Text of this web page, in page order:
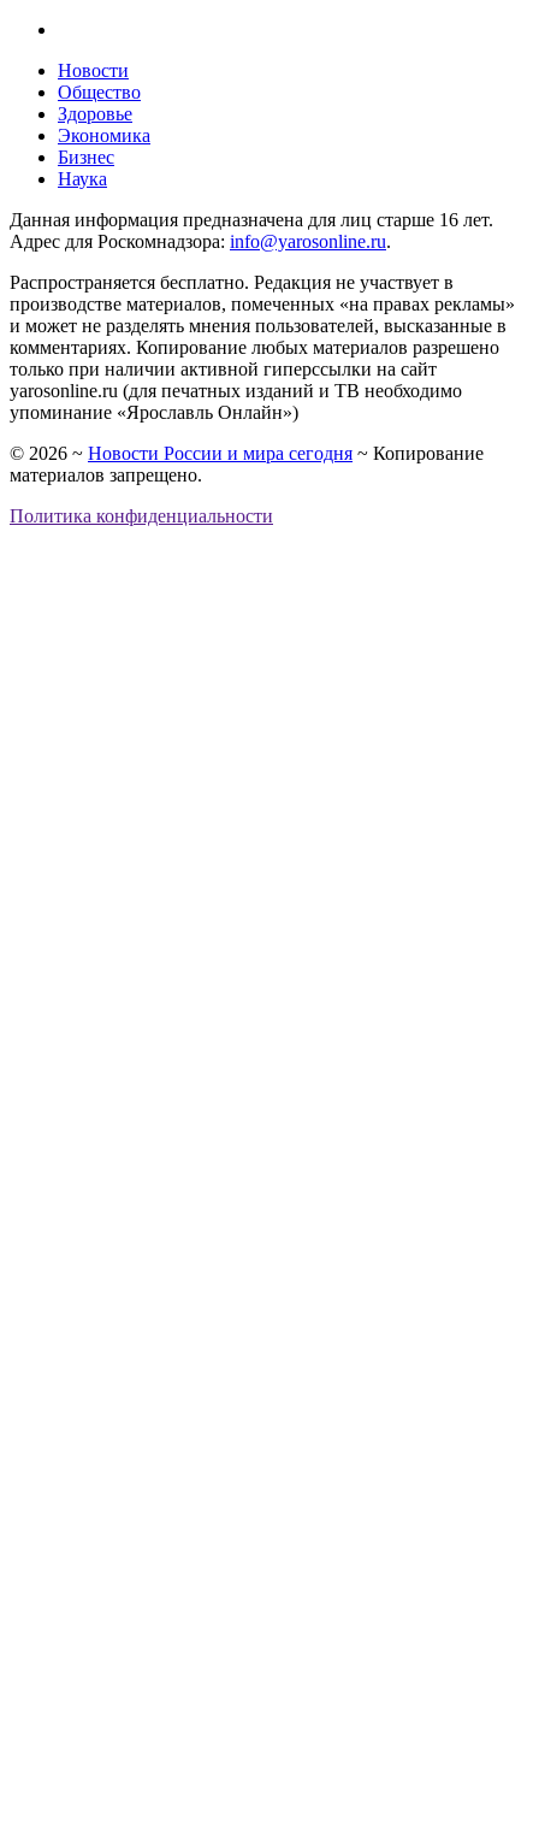
Новости
Общество
Здоровье
Экономика
Бизнес
Наука
Данная информация предназначена для лиц старше 16 лет.
Адрес для Роскомнадзора: info@yarosonline.ru.
Распространяется бесплатно. Редакция не участвует в
производстве материалов, помеченных «на правах рекламы»
и может не разделять мнения пользователей, высказанные в
комментариях. Копирование любых материалов разрешено
только при наличии активной гиперссылки на сайт
yarosonline.ru (для печатных изданий и ТВ необходимо
упоминание «Ярославль Онлайн»)
© 2026 ~ Новости России и мира сегодня ~ Копирование
материалов запрещено.
Политика конфиденциальности